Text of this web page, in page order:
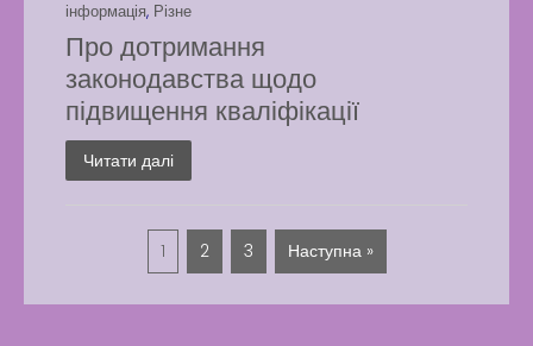
інформація, Різне
Про дотримання
законодавства щодо
підвищення кваліфікації
Читати далі
1 2 3 Наступна »